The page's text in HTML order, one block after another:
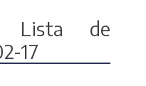
Lista de
17